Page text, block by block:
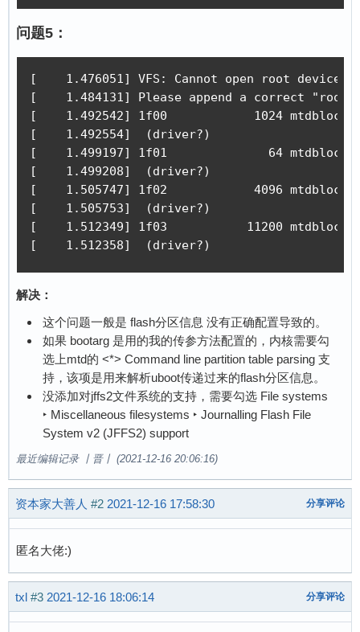
问题5：
[    1.476051] VFS: Cannot open root device
[    1.484131] Please append a correct
[    1.492542] 1f00            1024
[    1.492554]  (driver?)
[    1.499197] 1f01              64
[    1.499208]  (driver?)
[    1.505747] 1f02            4096
[    1.505753]  (driver?)
[    1.512349] 1f03           11200
[    1.512358]  (driver?)
解决：
这个问题一般是 flash分区信息 没有正确配置导致的。
如果 bootarg 是用的我的传参方法配置的，内核需要勾
选上mtd的 <*> Command line partition table parsing 支
持，该项是用来解析uboot传递过来的flash分区信息。
没添加对jffs2文件系统的支持，需要勾选 File systems
‣ Miscellaneous filesystems ‣ Journalling Flash File
System v2 (JFFS2) support
最近编辑记录 丨晋丨 (2021-12-16 20:06:16)
资本家大善人 #2 2021-12-16 17:58:30 分享评论
匿名大佬:)
txl #3 2021-12-16 18:06:14 分享评论